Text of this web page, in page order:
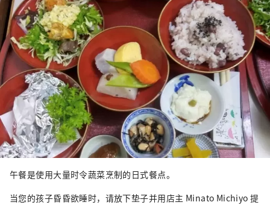
午餐是使用大量时令蔬菜烹制的日式餐点。
当您的孩子昏昏欲睡时，请放下垫子并用店主 Minato Michiyo 提